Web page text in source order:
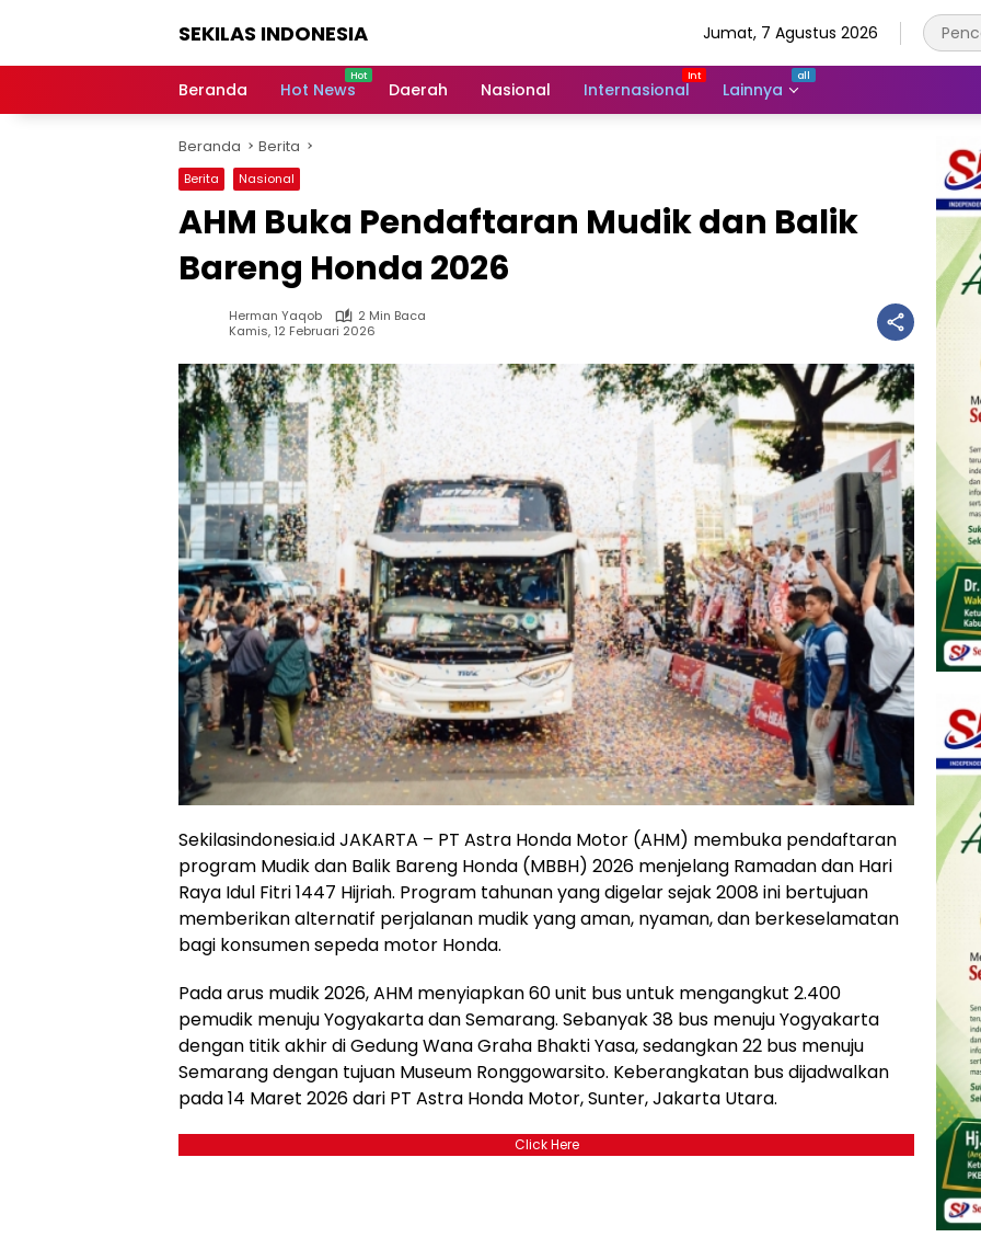
SEKILAS INDONESIA
Terkini,
Latest
World,
Headlines,
News
Jumat, 7 Agustus 2026
Beranda Hot News Daerah Nasional Internasional Lainnya
Beranda Berita
Berita Nasional
AHM Buka Pendaftaran Mudik dan Balik
Bareng Honda 2026
Herman Yaqob
2 Min Baca
Kamis, 12 Februari 2026
Sekilasindonesia.id JAKARTA – PT Astra Honda Motor (AHM) membuka pendaftaran
program Mudik dan Balik Bareng Honda (MBBH) 2026 menjelang Ramadan dan Hari
Raya Idul Fitri 1447 Hijriah. Program tahunan yang digelar sejak 2008 ini bertujuan
memberikan alternatif perjalanan mudik yang aman, nyaman, dan berkeselamatan
bagi konsumen sepeda motor Honda.
Pada arus mudik 2026, AHM menyiapkan 60 unit bus untuk mengangkut 2.400
pemudik menuju Yogyakarta dan Semarang. Sebanyak 38 bus menuju Yogyakarta
dengan titik akhir di Gedung Wana Graha Bhakti Yasa, sedangkan 22 bus menuju
Semarang dengan tujuan Museum Ronggowarsito. Keberangkatan bus dijadwalkan
pada 14 Maret 2026 dari PT Astra Honda Motor, Sunter, Jakarta Utara.
Click Here